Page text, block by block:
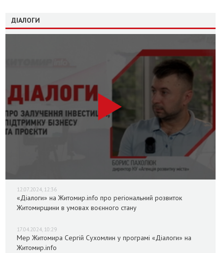
ДІАЛОГИ
12.07.2024, 12:36
«Діалоги» на Житомир.info про регіональний розвиток
Житомирщини в умовах воєнного стану
17.04.2024, 10:29
Мер Житомира Сергій Сухомлин у програмі «Діалоги» на
Житомир.info